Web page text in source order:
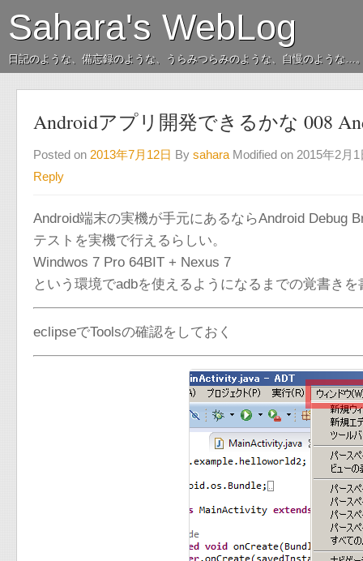
Sahara's WebLog
日記のような、備忘録のような、うらみつらみのような、自慢のような…
Androidアプリ開発できるかな 008
Posted on 2013年7月12日 By sahara Modified on 2015年2月1
Reply
Android端末の実機が手元にあるならAndroid Debug
テストを実機で行えるらしい。
Windwos 7 Pro 64BIT + Nexus 7
という環境でadbを使えるようになるまでの覚書きを
eclipseでToolsの確認をしておく